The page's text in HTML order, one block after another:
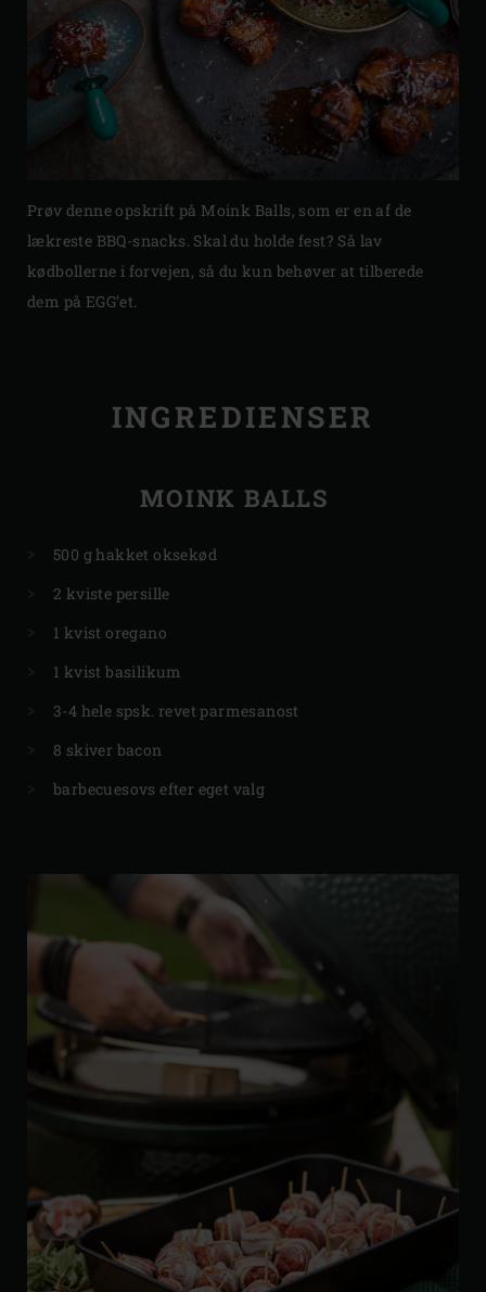
Prøv denne opskrift på Moink Balls, som er en af de
lækreste BBQ-snacks. Skal du holde fest? Så lav
kødbollerne i forvejen, så du kun behøver at tilberede
dem på EGG’et.
INGREDIENSER
MOINK BALLS
500 g hakket oksekød
2 kviste persille
1 kvist oregano
1 kvist basilikum
3-4 hele spsk. revet parmesanost
8 skiver bacon
barbecuesovs efter eget valg